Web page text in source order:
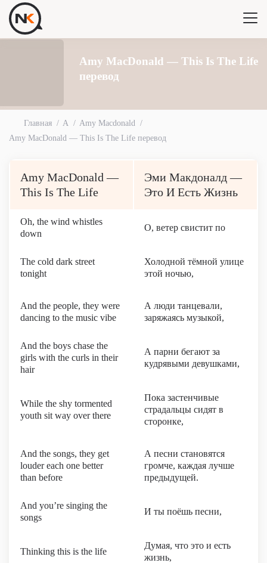
Amy MacDonald — This Is The Life
перевод
Главная A
Amy Macdonald
Amy MacDonald — This Is The Life перевод
Amy MacDonald —
This Is The Life
Эми Макдоналд —
Это И Есть Жизнь
Oh, the wind whistles
down
О, ветер свистит по
The cold dark street
tonight
Холодной тёмной улице
этой ночью,
And the people, they were
dancing to the music vibe
А люди танцевали,
заряжаясь музыкой,
And the boys chase the
girls with the curls in their
hair
А парни бегают за
кудрявыми девушками,
While the shy tormented
youth sit way over there
Пока застенчивые
страдальцы сидят в
сторонке,
And the songs, they get
louder each one better
than before
А песни становятся
громче, каждая лучше
предыдущей.
And you’re singing the
songs
И ты поёшь песни,
Thinking this is the life
Думая, что это и есть
жизнь,